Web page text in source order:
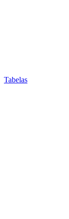
Tabelas